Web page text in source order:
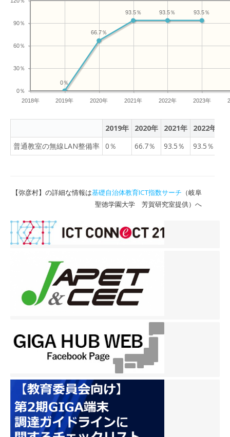
2018年 2019年 2020年 2021年 2022年 2023年
0％
30％
60％
90％
93.5％
93.5％
93.5％
66.7％
0％
2019年 2020年 2021年 2022年
普通教室の無線LAN整備率 0％ 66.7％ 93.5％ 93.5％
【弥彦村】の詳細な情報は基礎自治体教育ICT指数サーチ （岐阜
聖徳学園大学 芳賀研究室提供）へ